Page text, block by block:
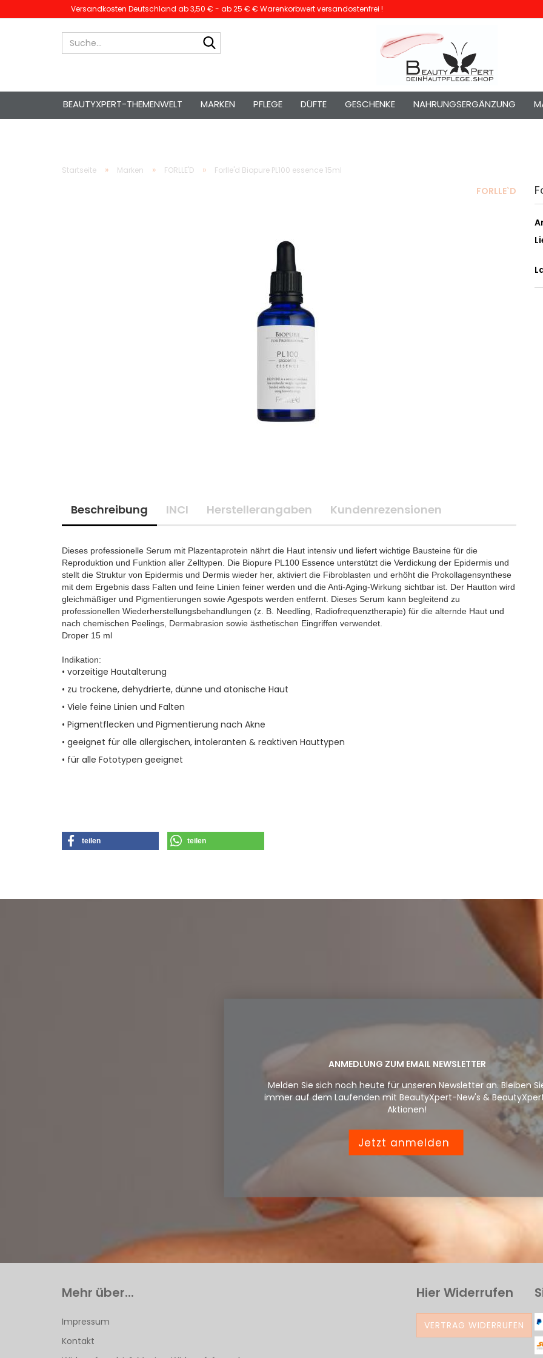
Versandkosten Deutschland ab 3,50 € - ab 25 € € Warenkorbwert versandostenfrei !
BEAUTYXPERT-THEMENWELT MARKEN PFLEGE DÜFTE GESCHENKE NAHRUNGSERGÄNZUNG
Startseite » Marken » FORLLE'D » Forlle'd Biopure PL100 essence 15ml
FORLLE`D
Beschreibung INCI Herstellerangaben Kundenrezensionen
Dieses professionelle Serum mit Plazentaprotein nährt die Haut intensiv und liefert wichtige Bausteine für die
Reproduktion und Funktion aller Zelltypen. Die Biopure PL100 Essence unterstützt die Verdickung der Epidermis und
stellt die Struktur von Epidermis und Dermis wieder her, aktiviert die Fibroblasten und erhöht die Prokollagensynthese
mit dem Ergebnis dass Falten und feine Linien feiner werden und die Anti-Aging-Wirkung sichtbar ist. Der Hautton wird
gleichmäßiger und Pigmentierungen sowie Agespots werden entfernt. Dieses Serum kann begleitend zu
professionellen Wiederherstellungsbehandlungen (z. B. Needling, Radiofrequenztherapie) für die alternde Haut und
nach chemischen Peelings, Dermabrasion sowie ästhetischen Eingriffen verwendet.
Droper 15 ml
Indikation:
• vorzeitige Hautalterung
• zu trockene, dehydrierte, dünne und atonische Haut
• Viele feine Linien und Falten
• Pigmentflecken und Pigmentierung nach Akne
• geeignet für alle allergischen, intoleranten & reaktiven Hauttypen
• für alle Fototypen geeignet
teilen teilen
ANMEDLUNG ZUM EMAIL NEWSLETTER
Melden Sie sich noch heute für unseren Newsletter an. Bleiben
immer auf dem Laufenden mit BeautyXpert-New's &
Aktionen!
Jetzt anmelden
Mehr über...
Impressum
Kontakt
Hier Widerrufen
VERTRAG WIDERRUFEN